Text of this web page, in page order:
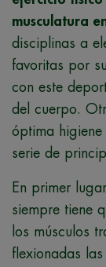
musculatura
disciplinas a
favoritas por
con este
del cuerpo.
óptima
serie de
En primer
siempre tiene
los músculos
flexionadas